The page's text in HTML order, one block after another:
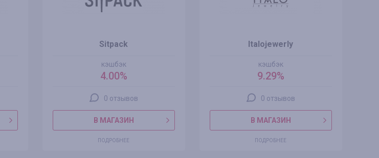
Sitpack
кэшбэк
4.00%
0 отзывов
В МАГАЗИН
ПОДРОБНЕЕ
Italojewerly
кэшбэк
9.29%
0 отзывов
В МАГАЗИН
ПОДРОБНЕЕ